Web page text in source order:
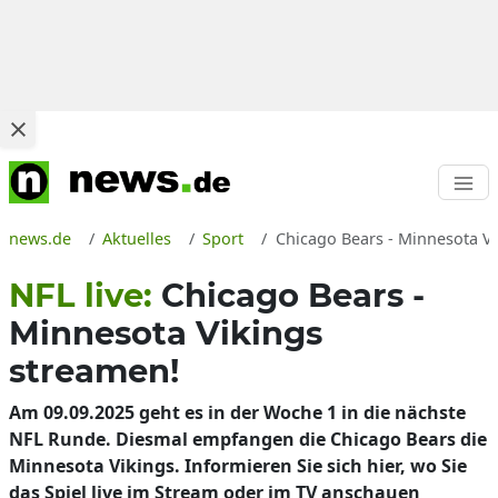
news.de Aktuelles Sport Chicago Bears - Minnesota
NFL live: Chicago Bears -
Minnesota Vikings
streamen!
Am 09.09.2025 geht es in der Woche 1 in die nächste
NFL Runde. Diesmal empfangen die Chicago Bears die
Minnesota Vikings. Informieren Sie sich hier, wo Sie
das Spiel live im Stream oder im TV anschauen